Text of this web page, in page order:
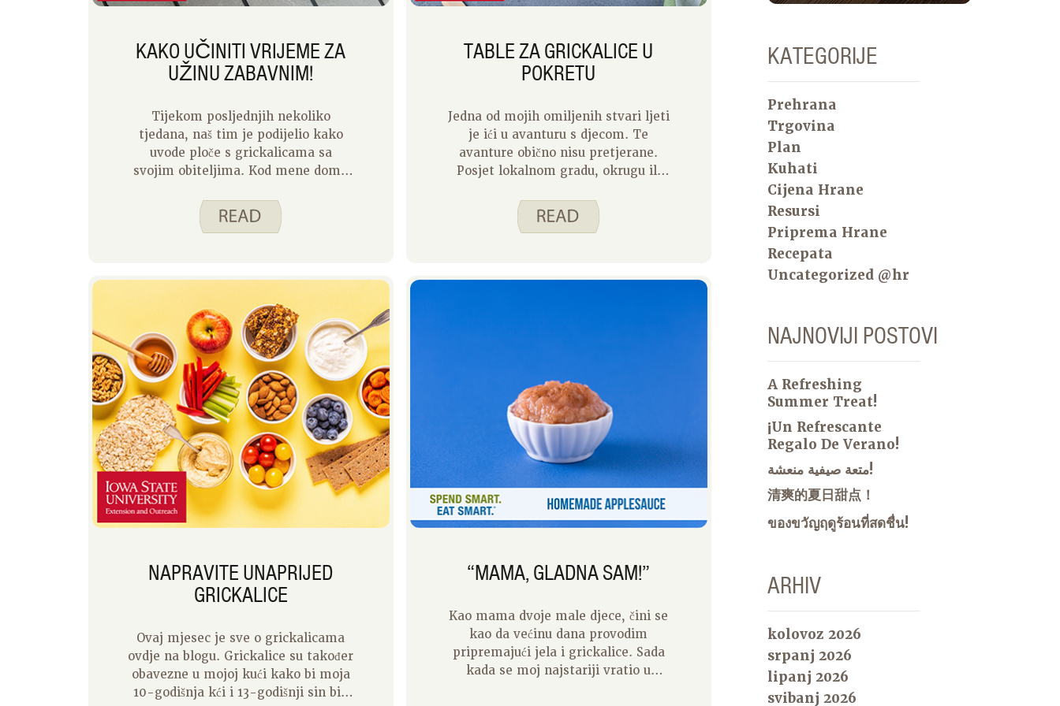
KAKO UČINITI VRIJEME ZA
UŽINU ZABAVNIM!
Tijekom posljednjih nekoliko
tjedana, naš tim je podijelio kako
uvode ploče s grickalicama sa
svojim obiteljima. Kod mene doma
hladnjaka i smočnice tijekom dana.
Kad moja prvašićica uđe u kuću
mješavinom omiljenih grickalica i
prebrodi do večere.
TABLE ZA GRICKALICE U
POKRETU
Jedna od mojih omiljenih stvari ljeti
je ići u avanturu s djecom. Te
avanture obično nisu pretjerane.
Posjet lokalnom gradu, okrugu ili
popisa. Tijekom godina postao sam
prilično dobar u pakiranju za ovakva
stvara ručak u kojem svatko može
NAPRAVITE UNAPRIJED
GRICKALICE
Ovaj mjesec je sve o grickalicama
ovdje na blogu. Grickalice su također
obavezne u mojoj kući kako bi moja
10-godišnja kći i 13-godišnji sin bili
“MAMA, GLADNA SAM!”
Kao mama dvoje male djece, čini se
kao da većinu dana provodim
pripremajući jela i grickalice. Sada
kada se moj najstariji vratio u
KATEGORIJE
Prehrana
Trgovina
Plan
Kuhati
Cijena Hrane
Resursi
Priprema Hrane
Recepata
Uncategorized @hr
NAJNOVIJI POSTOVI
A Refreshing
Summer Treat!
¡Un Refrescante
Regalo De Verano!
متعة صيفية منعشة!
清爽的夏日甜点！
ของขวัญฤดูร้อนที่สดชื่น!
ARHIV
kolovoz 2026
srpanj 2026
lipanj 2026
svibanj 2026